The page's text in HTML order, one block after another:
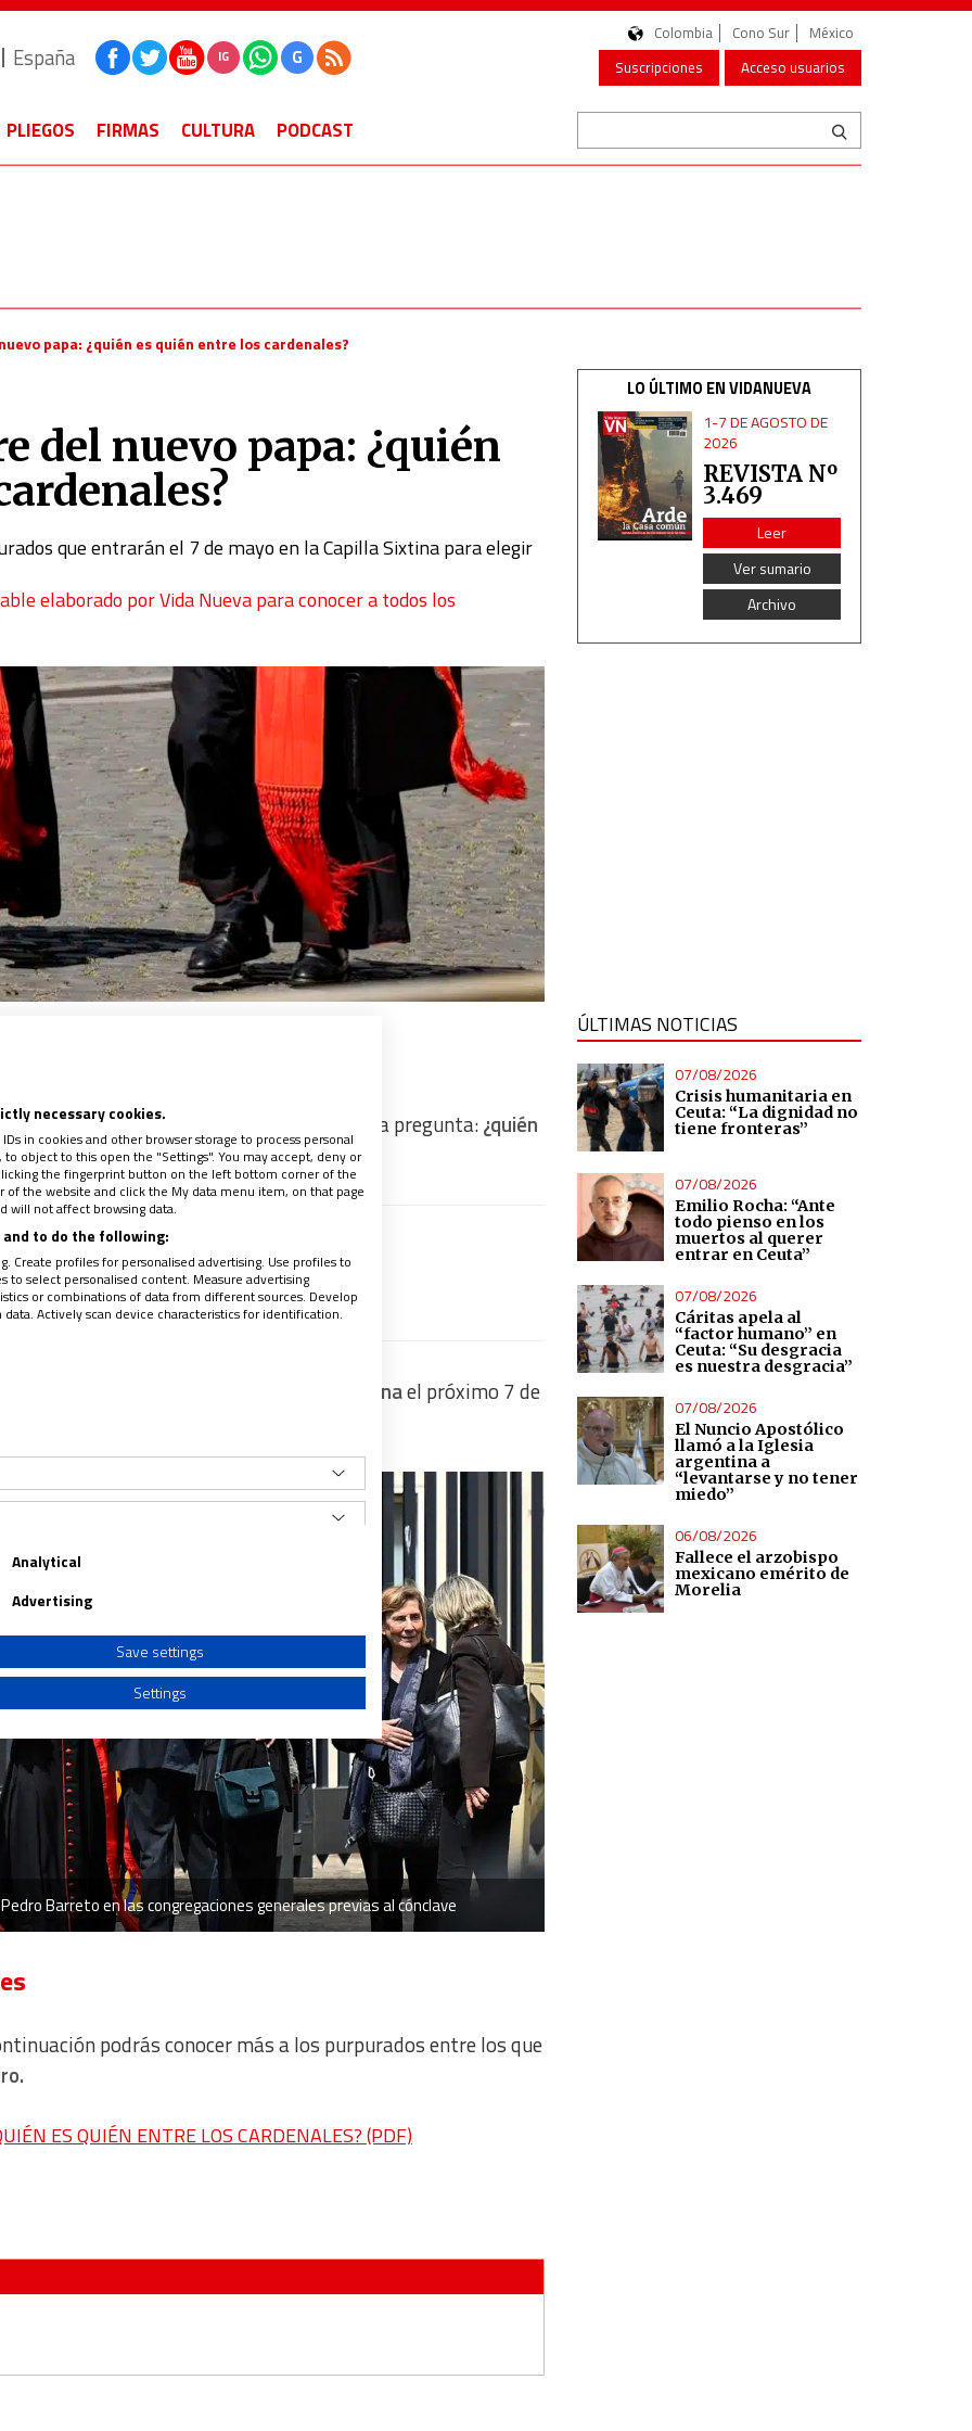
España IG G
Colombia Cono Sur
México
Suscripciones
Acceso usuarios
PLIEGOS FIRMAS CULTURA PODCAST
papa: ¿quién es quién entre los cardenales?
del nuevo papa: ¿quién
que entrarán el 7 de mayo en la Capilla Sixtina para elegir
elaborado por Vida Nueva para conocer a todos los
Francisco, el planeta se hace la misma pregunta:¿quién
recibir gratis la mejor información
un avance de los contenidos
133 cardenales que entrarán a la Capilla Sixtinael próximo 7 de
Barreto en las congregaciones generales previas al cónclave
podrás conocer más a los purpurados entre los que
ES QUIÉN ENTRE LOS CARDENALES? (PDF)
LO ÚLTIMO EN VIDANUEVA
1-7 DE AGOSTO DE
2026
REVISTA Nº
3.469
Leer
Ver sumario
Archivo
ÚLTIMAS NOTICIAS
07/08/2026
Crisis humanitaria en
Ceuta: “La dignidad no
tiene fronteras”
07/08/2026
Emilio Rocha: “Ante
todo pienso en los
muertos al querer
entrar en Ceuta”
07/08/2026
Cáritas apela al
“factor humano” en
Ceuta: “Su desgracia
es nuestra desgracia”
07/08/2026
El Nuncio Apostólico
llamó a la Iglesia
argentina a
“levantarse y no tener
miedo”
06/08/2026
Fallece el arzobispo
mexicano emérito de
Morelia
necessary cookies.
in cookies and other browser storage to process personal
object to this open the "Settings". You may accept, deny or
the fingerprint button on the left bottom corner of the
the website and click the My data menu item, on that page
will not affect browsing data.
to do the following:
Create profiles for personalised advertising. Use profiles to
to select personalised content. Measure advertising
or combinations of data from different sources. Develop
Actively scan device characteristics for identification.
from different sources
Analytical
Advertising
Save settings
Settings